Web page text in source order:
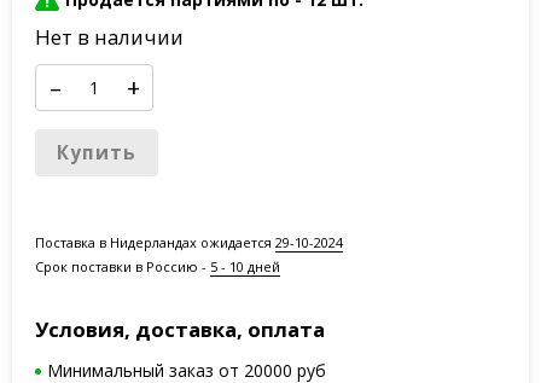
Нет в наличии
– +
Купить
Поставка в Нидерландах ожидается29-10-2024
Срок поставки в Россию - 5 - 10 дней
Условия, доставка, оплата
Минимальный заказ от 20000 руб